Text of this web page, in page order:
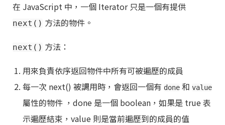
在 JavaScript 中，一個 Iterator 只是一個有提供
next() 方法的物件。
next() 方法：
用來負責依序返回物件中所有可被遍歷的成員
每一次 next() 被調用時，會返回一個有 done 和 value
屬性的物件 ，done 是一個 boolean，如果是 true 表
示遍歷結束，value 則是當前遍歷到的成員的值